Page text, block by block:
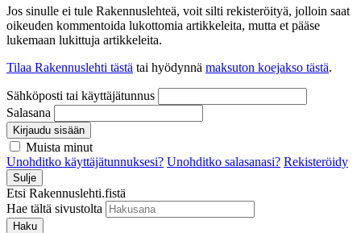
Jos sinulle ei tule Rakennuslehteä, voit silti rekisteröityä, jolloin saat
oikeuden kommentoida lukottomia artikkeleita, mutta et pääse
lukemaan lukittuja artikkeleita.
Tilaa Rakennuslehti tästä tai hyödynnä maksuton koejakso tästä.
Sähköposti tai käyttäjätunnus
Salasana
Kirjaudu sisään
Muista minut
Unohditko käyttäjätunnuksesi? Unohditko salasanasi? Rekisteröidy
Sulje
Etsi Rakennuslehti.fistä
Hae tältä sivustolta
Haku